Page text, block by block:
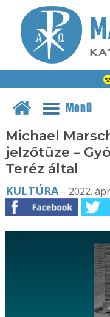
Menü
Michael
jelzőtüze –
Teréz által
KULTÚRA– 2022.